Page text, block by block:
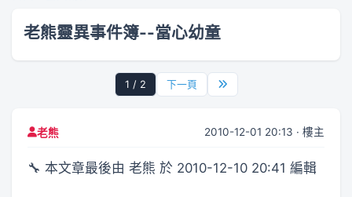
老熊靈異事件簿--當心幼童
1 / 2 下一頁
老熊 2010-12-01 20:13 · 樓主
🔧 本文章最後由 老熊 於 2010-12-10 20:41 編輯